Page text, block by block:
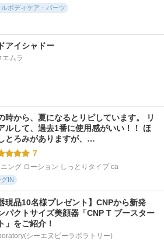
ソープ
Vitaming
オクチシリーズ
ルボディケア・パーツ
アイシャドー
エムラ
時から、夏になるとリピしています。 リ
ルして、過去1番に使用感がいい！！ ほ
とろみがありますが、…
7
ング ローション しっとりタイプ ca
IN
現品10名様プレゼント】CNPから新発
パクトサイズ美顔器「CNP T ブースター
」をご紹介！
シーエヌピーラボラトリー)